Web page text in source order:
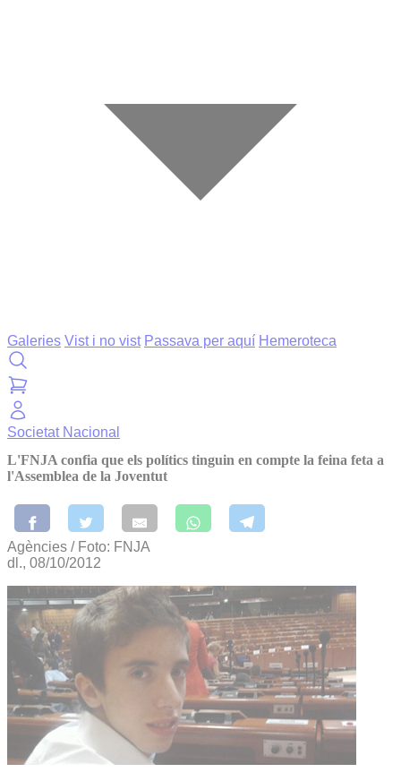
Galeries Vist i no vist Passava per aquí Hemeroteca
Societat Nacional
L'FNJA confia que els polítics tinguin en compte la feina feta a
l'Assemblea de la Joventut
Agències / Foto: FNJA
dl., 08/10/2012